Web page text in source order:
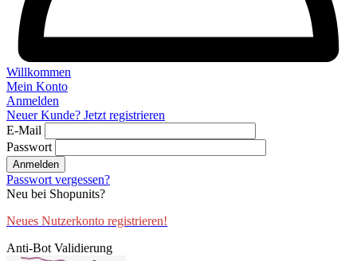
Willkommen
Mein Konto
Anmelden
Neuer Kunde? Jetzt registrieren
E-Mail
Passwort
Anmelden
Passwort vergessen?
Neu bei Shopunits?
Neues Nutzerkonto registrieren!
Anti-Bot Validierung